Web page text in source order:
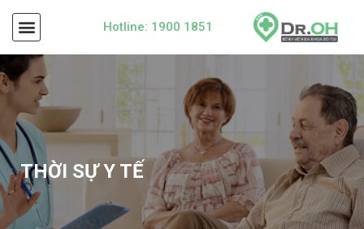
Hotline: 1900 1851
THỜI SỰ Y TẾ